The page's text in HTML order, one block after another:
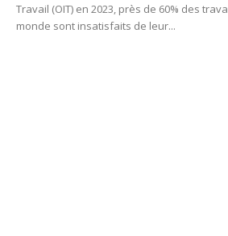
Travail (OIT) en 2023, près de 60% des
monde sont insatisfaits de leur...